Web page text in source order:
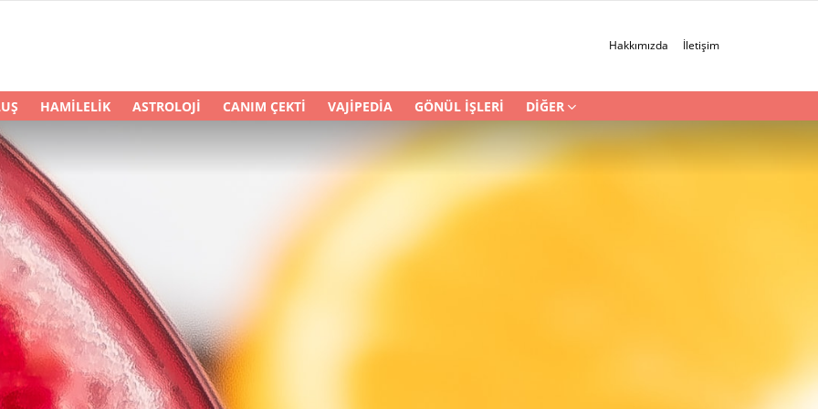
Hakkımızda İletişim
HAMILELIK ASTROLOJI CANIM ÇEKTI VAJIPEDIA GÖNÜL İŞLERI DIĞER